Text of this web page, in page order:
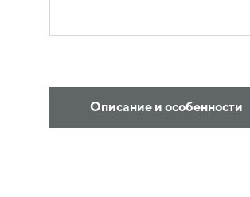
Описание и особенности